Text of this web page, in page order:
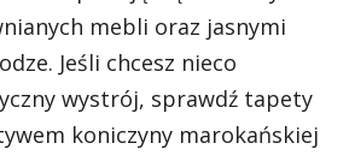
mebli oraz jasnymi
Jeśli chcesz nieco
wystrój, sprawdź tapety
koniczyny marokańskiej